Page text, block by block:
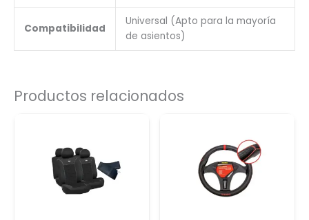
Compatibilidad
Universal (Apto para la mayoría
de asientos)
Productos relacionados